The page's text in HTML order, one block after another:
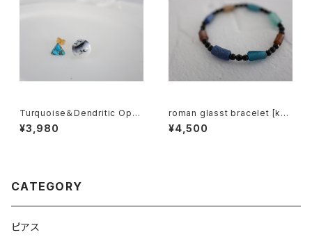
Turquoise＆Dendritic Opal
Earring[kgf5582]
¥3,980
roman glasst bracelet [kgf
5569]
¥4,500
CATEGORY
ピアス